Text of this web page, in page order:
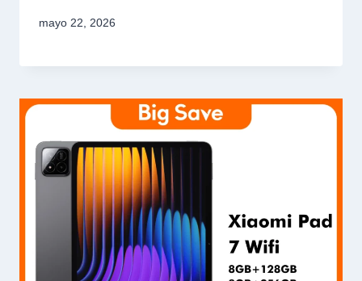
mayo 22, 2026